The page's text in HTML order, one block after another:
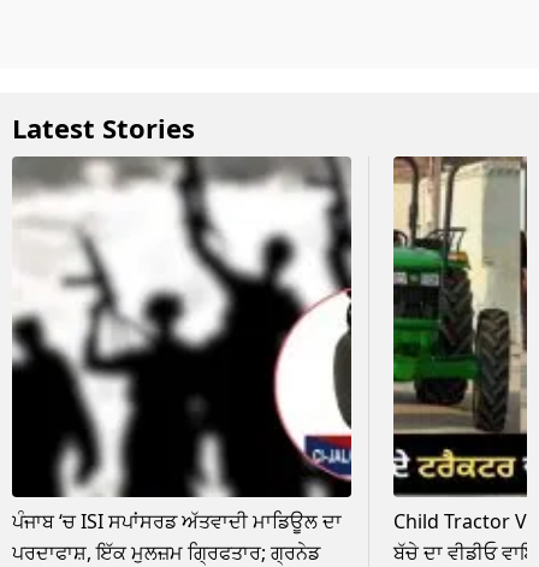
Latest Stories
ਪੰਜਾਬ ‘ਚ ISI ਸਪਾਂਸਰਡ ਅੱਤਵਾਦੀ ਮਾਡਿਊਲ ਦਾ
ਪਰਦਾਫਾਸ਼, ਇੱਕ ਮੁਲਜ਼ਮ ਗ੍ਰਿਫਤਾਰ; ਗ੍ਰਨੇਡ
Child Tractor
ਬੱਚੇ ਦਾ ਵੀਡੀਓ